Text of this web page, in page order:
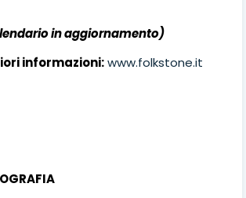
in aggiornamento)
informazioni:www.folkstone.it